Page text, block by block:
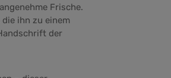
Frische.
ihn zu einem
der